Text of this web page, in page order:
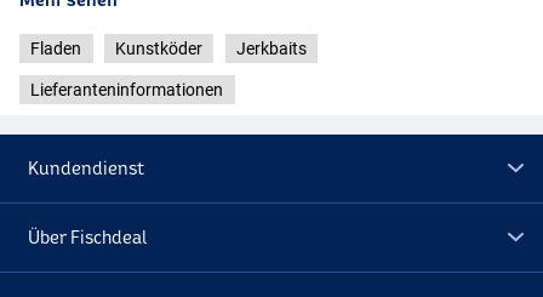
Fladen Kunstköder Jerkbaits
Lieferanteninformationen
Kundendienst
Über Fischdeal